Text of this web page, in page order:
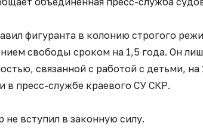
фигуранта в колонию строгого
свободы сроком на 1,5 года. Он
связанной с работой с детьми, на
в пресс-службе краевого СУ СКР.
не вступил в законную силу.